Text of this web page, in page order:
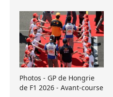
Photos - GP de Hongrie
de F1 2026 - Avant-course